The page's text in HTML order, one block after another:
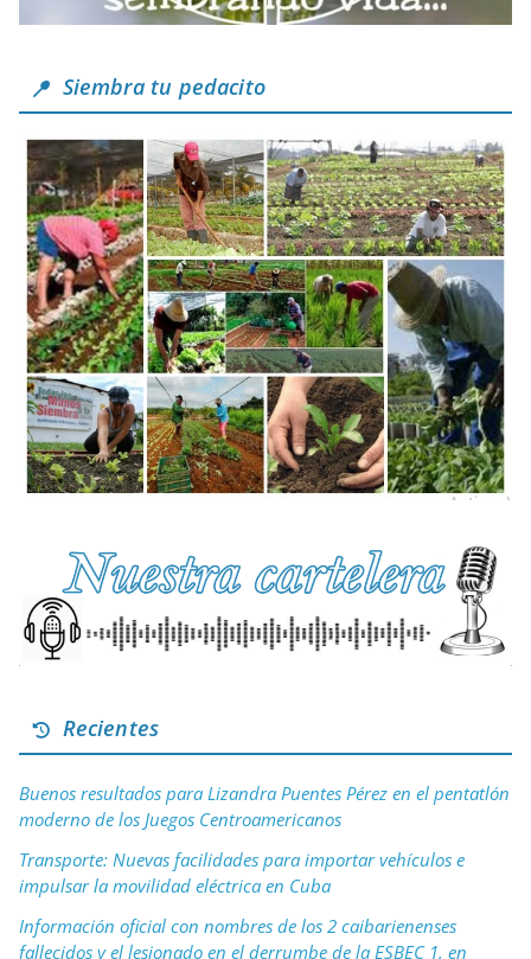
Siembra tu pedacito
Recientes
Buenos resultados para Lizandra Puentes Pérez en el pentatlón
moderno de los Juegos Centroamericanos
Transporte: Nuevas facilidades para importar vehículos e
impulsar la movilidad eléctrica en Cuba
Información oficial con nombres de los 2 caibarienenses
fallecidos y el lesionado en el derrumbe de la ESBEC 1, en